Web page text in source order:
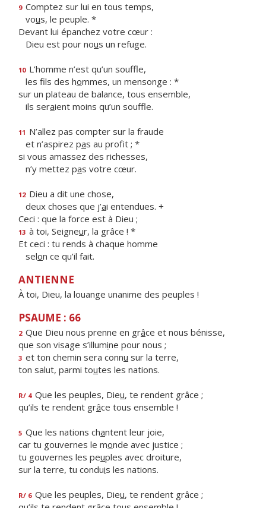
9 Comptez sur lui en tous temps,
vous, le peuple. *
Devant lui épanchez votre cœur :
Dieu est pour nous un refuge.
10 L’homme n’est qu’un souffle,
les fils des hommes, un mensonge : *
sur un plateau de balance, tous ensemble,
ils seraient moins qu’un souffle.
11 N’allez pas compter sur la fraude
et n’aspirez pas au profit ; *
si vous amassez des richesses,
n’y mettez pas votre cœur.
12 Dieu a dit une chose,
deux choses que j’ai entendues. +
Ceci : que la force est à Dieu ;
13 à toi, Seigneur, la grâce ! *
Et ceci : tu rends à chaque homme
selon ce qu’il fait.
ANTIENNE
À toi, Dieu, la louange unanime des peuples !
PSAUME : 66
2 Que Dieu nous prenne en grâce et nous bénisse,
que son visage s’illumine pour nous ;
3 et ton chemin sera connu sur la terre,
ton salut, parmi toutes les nations.
R/ 4 Que les peuples, Dieu, te rendent grâce ;
qu’ils te rendent grâce tous ensemble !
5 Que les nations chantent leur joie,
car tu gouvernes le monde avec justice ;
tu gouvernes les peuples avec droiture,
sur la terre, tu conduis les nations.
R/ 6 Que les peuples, Dieu, te rendent grâce ;